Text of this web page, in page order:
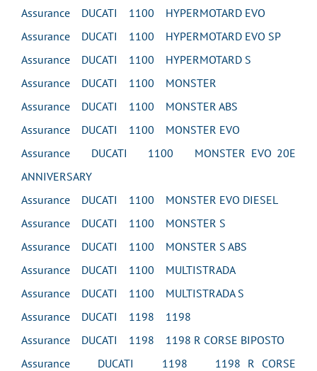
Assurance DUCATI 1100 HYPERMOTARD EVO
Assurance DUCATI 1100 HYPERMOTARD EVO SP
Assurance DUCATI 1100 HYPERMOTARD S
Assurance DUCATI 1100 MONSTER
Assurance DUCATI 1100 MONSTER ABS
Assurance DUCATI 1100 MONSTER EVO
Assurance DUCATI 1100 MONSTER EVO 20E
ANNIVERSARY
Assurance DUCATI 1100 MONSTER EVO DIESEL
Assurance DUCATI 1100 MONSTER S
Assurance DUCATI 1100 MONSTER S ABS
Assurance DUCATI 1100 MULTISTRADA
Assurance DUCATI 1100 MULTISTRADA S
Assurance DUCATI 1198 1198
Assurance DUCATI 1198 1198 R CORSE BIPOSTO
Assurance DUCATI 1198 1198 R CORSE